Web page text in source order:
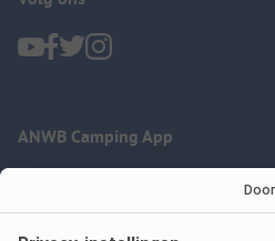
ANWB Camping App